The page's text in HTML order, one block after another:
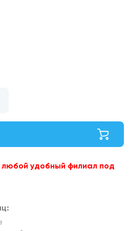
удобный филиал под